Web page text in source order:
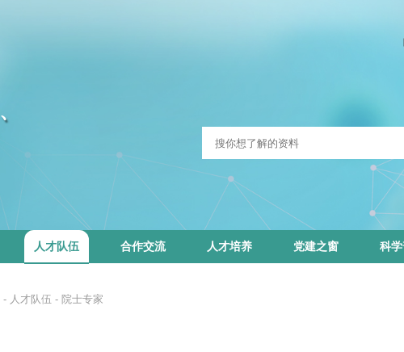
、
人才队伍 合作交流 人才培养 党建之窗 科
- 人才队伍 - 院士专家